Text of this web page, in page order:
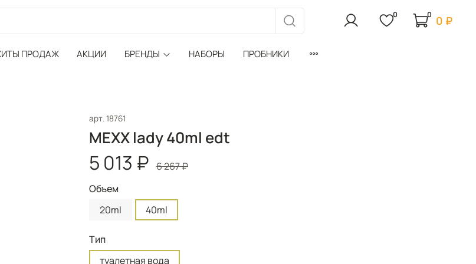
0 0 0 ₽
ПРОДАЖ АКЦИИ БРЕНДЫ НАБОРЫ ПРОБНИКИ
арт.18761
MEXX lady 40ml edt
5 013 ₽ 6 267 ₽
Объем
20ml
40ml
Тип
туалетная вода